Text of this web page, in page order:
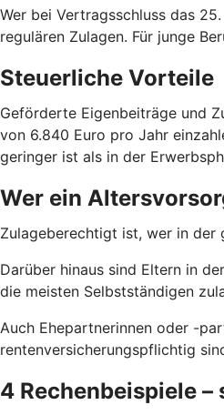
Wer bei Vertragsschluss das
regulären Zulagen. Für junge
Steuerliche Vorteile
Geförderte Eigenbeiträge und
von 6.840 Euro pro Jahr
geringer ist als in der
Wer ein
Zulageberechtigt ist, wer in der
Darüber hinaus sind Eltern in
die meisten Selbstständigen
Auch Ehepartnerinnen oder -
rentenversicherungspflichtig
4 Rechenbeispiele